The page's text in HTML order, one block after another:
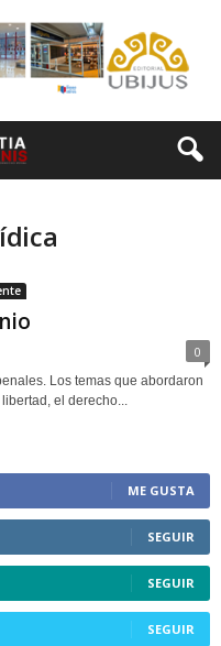
0
Los temas que abordaron
el derecho...
ME GUSTA
SEGUIR
SEGUIR
SEGUIR